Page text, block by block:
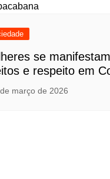
se
e respeito em
março de 2026